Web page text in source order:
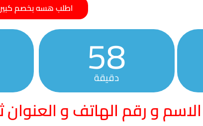
اطلب هسه بخصم كبير
58
دقيقة
و رقم الهاتف و